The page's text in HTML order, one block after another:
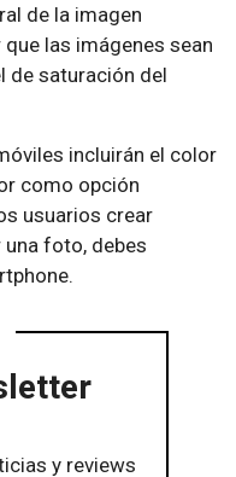
de la imagen
las imágenes sean
de saturación del
incluirán el color
como opción
usuarios crear
una foto, debes
y reviews